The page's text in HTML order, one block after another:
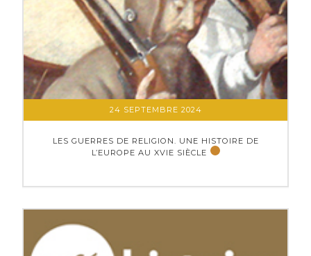
24 SEPTEMBRE 2024
LES GUERRES DE RELIGION. UNE HISTOIRE DE
L’EUROPE AU XVIE SIÈCLE